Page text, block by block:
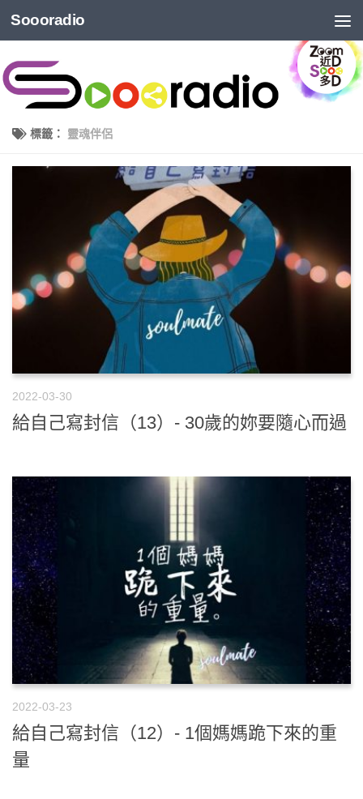
Soooradio
標籤： 靈魂伴侶
2022-03-30
給自己寫封信（13）- 30歲的妳要隨心而過
2022-03-23
給自己寫封信（12）- 1個媽媽跪下來的重
量